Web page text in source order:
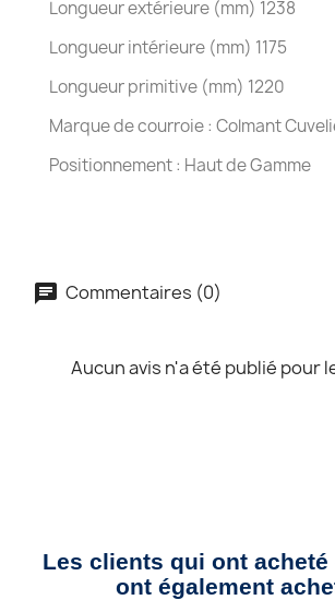
Longueur extérieure (mm) 1238
Longueur intérieure (mm) 1175
Longueur primitive (mm) 1220
Marque de courroie : Colmant
Positionnement : Haut de Gamme
Commentaires (0)
Aucun avis n'a été publié pour
Les clients qui ont
ont également